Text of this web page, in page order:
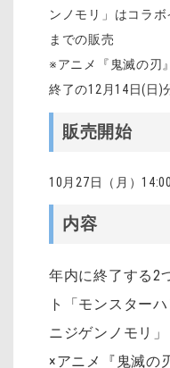
ンノモリ」はコラ
までの販売
※アニメ『鬼滅の刃
終了の12月14日(日)
販売開始
10月27日（月）14:00
内容
年内に終了する2
ト「モンスター
ニジゲンノモリ
×アニメ『鬼滅の